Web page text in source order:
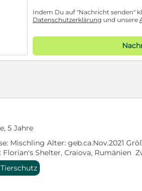
Indem Du auf "Nachricht senden"
Datenschutzerklärung und unsere
5 Jahre
Mischling Alter: geb.ca.Nov.2021
Shelter, Craiova, Rumänien
Brücke in einer Röhre zur Welt.
Müll der von der Brücke geworfen